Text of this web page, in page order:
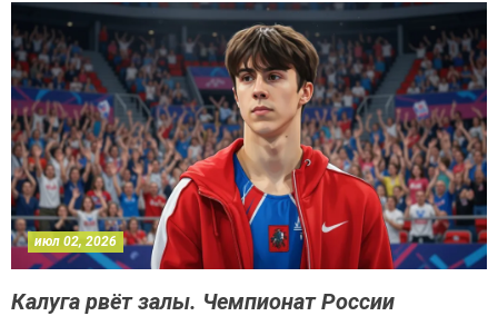
июл 02, 2026
Калуга рвёт залы. Чемпионат России